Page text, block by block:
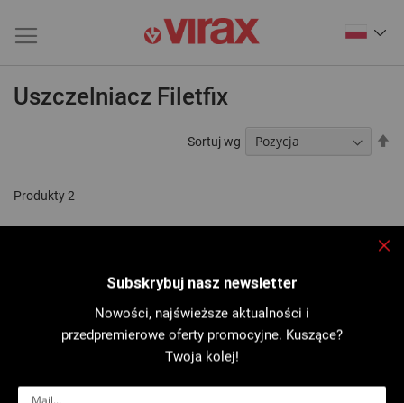
Uszczelniacz Filetfix
Produkty2
Sortuj wg
Subskrybuj nasz newsletter
Nowości, najświeższe aktualności i
przedpremierowe oferty promocyjne. Kuszące?
Twoja kolej!